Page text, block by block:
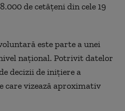
de cetăţeni din cele 19
este parte a unei
naţional. Potrivit datelor
decizii de iniţiere a
care vizează aproximativ